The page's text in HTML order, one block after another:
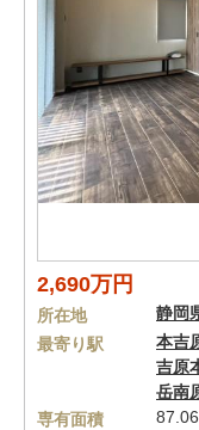
2,690万円
所在地 静岡
最寄り駅
本吉
吉原
岳南
専有面積